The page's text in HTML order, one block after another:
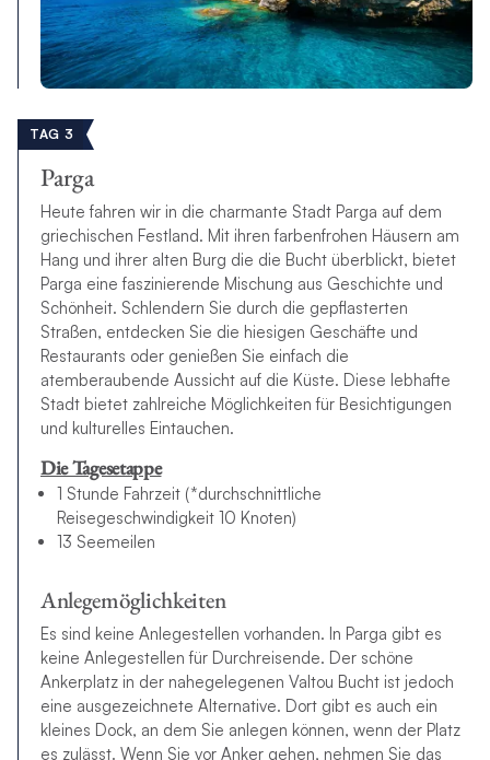
TAG 3
Parga
Heute fahren wir in die charmante Stadt Parga auf dem
griechischen Festland. Mit ihren farbenfrohen Häusern am
Hang und ihrer alten Burg die die Bucht überblickt, bietet
Parga eine faszinierende Mischung aus Geschichte und
Schönheit. Schlendern Sie durch die gepflasterten
Straßen, entdecken Sie die hiesigen Geschäfte und
Restaurants oder genießen Sie einfach die
atemberaubende Aussicht auf die Küste. Diese lebhafte
Stadt bietet zahlreiche Möglichkeiten für Besichtigungen
und kulturelles Eintauchen.
Die Tagesetappe
1 Stunde Fahrzeit (*durchschnittliche
Reisegeschwindigkeit 10 Knoten)
13 Seemeilen
Anlegemöglichkeiten
Es sind keine Anlegestellen vorhanden. In Parga gibt es
keine Anlegestellen für Durchreisende. Der schöne
Ankerplatz in der nahegelegenen Valtou Bucht ist jedoch
eine ausgezeichnete Alternative. Dort gibt es auch ein
kleines Dock, an dem Sie anlegen können, wenn der Platz
es zulässt. Wenn Sie vor Anker gehen, nehmen Sie das